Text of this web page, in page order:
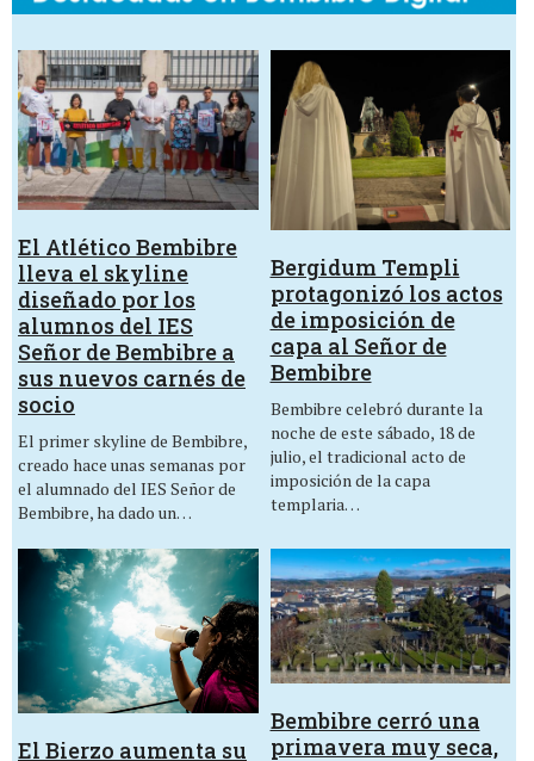
El Atlético Bembibre
lleva el skyline
diseñado por los
alumnos del IES
Señor de Bembibre a
sus nuevos carnés de
socio
El primer skyline de Bembibre,
creado hace unas semanas por
el alumnado del IES Señor de
Bembibre, ha dado un…
Bergidum Templi
protagonizó los actos
de imposición de
capa al Señor de
Bembibre
Bembibre celebró durante la
noche de este sábado, 18 de
julio, el tradicional acto de
imposición de la capa
templaria…
El Bierzo aumenta su
Bembibre cerró una
primavera muy seca,